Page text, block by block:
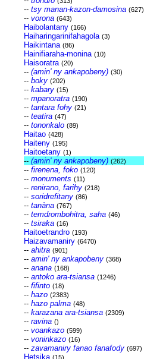
-- tsy manan-kazon-damosina (627)
-- vorona (643)
Haibolantany (166)
Haiharingarinifahagola (3)
Haikintana (86)
Hainifiaraha-monina (10)
Haisoratra (20)
-- (amin' ny ankapobeny) (30)
-- boky (202)
-- kabary (15)
-- mpanoratra (190)
-- tantara fohy (21)
-- teatira (47)
-- tononkalo (89)
Haitao (428)
Haiteny (195)
Haitoetany (1)
-- (amin' ny ankapobeny) (262)
-- firenena, foko (120)
-- monuments (11)
-- renirano, farihy (218)
-- soridrefitany (86)
-- tanàna (767)
-- temdrombohitra, saha (46)
-- tsiraka (16)
Haitoetrandro (193)
Haizavamaniry (6470)
-- ahitra (901)
-- amin' ny ankapobeny (368)
-- anana (168)
-- antoko ara-tsiansa (1246)
-- fifinto (18)
-- hazo (2383)
-- hazo palma (48)
-- karazana ara-tsiansa (2309)
-- ravina ()
-- voankazo (599)
-- voninkazo (16)
-- zavamaniry fanao fanafody (697)
Hetsika (15)